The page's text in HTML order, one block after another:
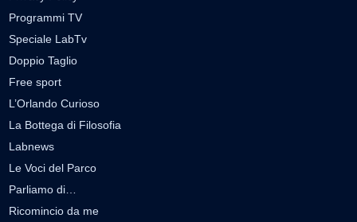
Programmi TV
Speciale LabTv
Doppio Taglio
Free sport
L’Orlando Curioso
La Bottega di Filosofia
Labnews
Le Voci del Parco
Parliamo di…
Ricomincio da me